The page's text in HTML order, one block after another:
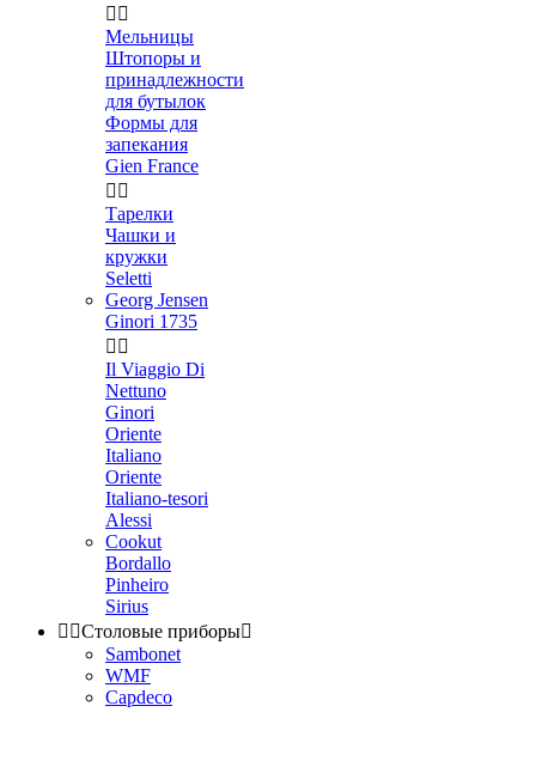
 
Мельницы
Штопоры и
принадлежности
для бутылок
Формы для
запекания
Gien France
 
Тарелки
Чашки и
кружки
Seletti
Georg Jensen
Ginori 1735
 
Il Viaggio Di
Nettuno
Ginori
Oriente
Italiano
Oriente
Italiano-tesori
Alessi
Cookut
Bordallo
Pinheiro
Sirius
 Столовые приборы
Sambonet
WMF
Capdeco